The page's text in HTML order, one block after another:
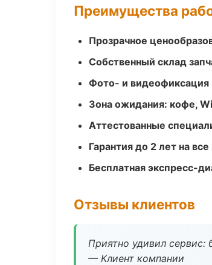
Преимущества
Прозрачное
Собственный склад
Фото- и видеофиксация
Зона ожидания: кофе,
Аттестованные
Гарантия до 2 лет на
Бесплатная экспресс-
Отзывы клиентов
Приятно удивил сервис:
— Клиент компании